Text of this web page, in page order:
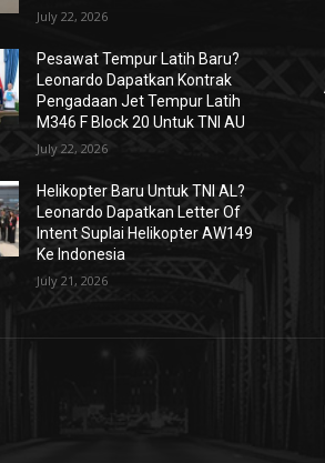
July 22, 2026
Pesawat Tempur Latih Baru?
Leonardo Dapatkan Kontrak
Pengadaan Jet Tempur Latih
M346 F Block 20 Untuk TNI AU
July 22, 2026
Helikopter Baru Untuk TNI AL?
Leonardo Dapatkan Letter Of
Intent Suplai Helikopter AW149
Ke Indonesia
July 21, 2026